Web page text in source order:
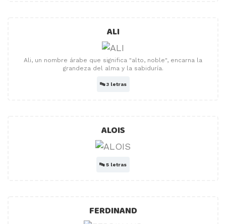
ALI
Ali, un nombre árabe que significa "alto, noble", encarna la
grandeza del alma y la sabiduría.
🔤3 letras
ALOIS
🔤5 letras
FERDINAND